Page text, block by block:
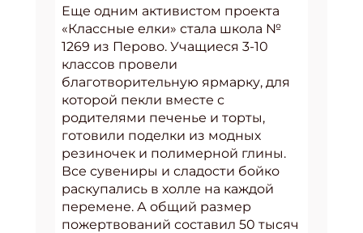
Еще одним активистом проекта
«Классные елки» стала школа №
1269 из Перово. Учащиеся 3-10
классов провели
благотворительную ярмарку, для
которой пекли вместе с
родителями печенье и торты,
готовили поделки из модных
резиночек и полимерной глины.
Все сувениры и сладости бойко
раскупались в холле на каждой
перемене. А общий размер
пожертвований составил 50 тысяч